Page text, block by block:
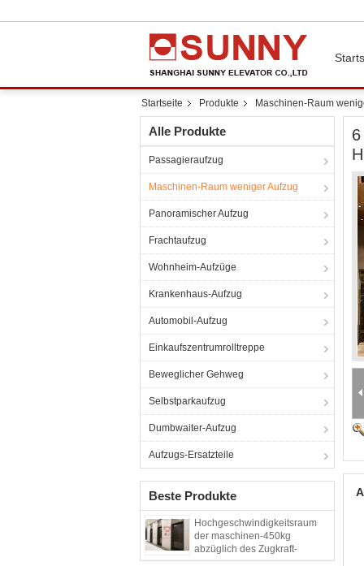
Startseite Produkte Maschinen-Raum
Alle Produkte
Passagieraufzug
Maschinen-Raum weniger Aufzug
Panoramischer Aufzug
Frachtaufzug
Wohnheim-Aufzüge
Krankenhaus-Aufzug
Automobil-Aufzug
Einkaufszentrumrolltreppe
Beweglicher Gehweg
Selbstparkaufzug
Dumbwaiter-Aufzug
Aufzugs-Ersatzteile
Beste Produkte
Hochgeschwindigkeitsraum
der maschinen-450kg
abzüglich des Zugkraft-
Aufzugs-Aufzugs ohne